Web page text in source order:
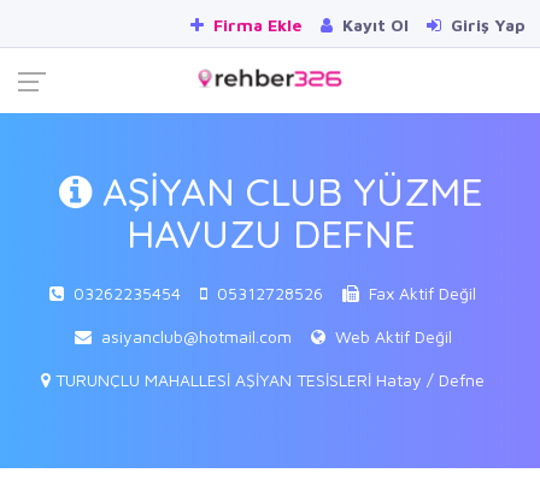
Firma Ekle Kayıt Ol Giriş Yap
AŞİYAN CLUB YÜZME
HAVUZU DEFNE
03262235454 05312728526 Fax Aktif Değil
asiyanclub@hotmail.com Web Aktif Değil
TURUNÇLU MAHALLESİ AŞİYAN TESİSLERİ Hatay / Defne